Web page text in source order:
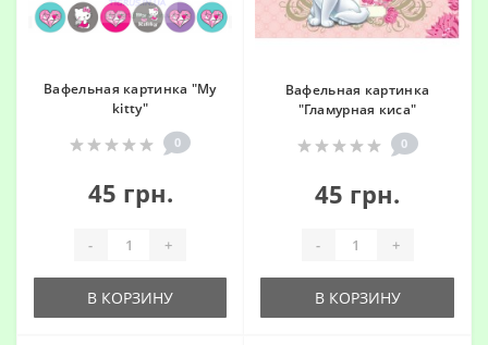
Вафельная картинка "My
kitty"
0
45 грн.
- +
В КОРЗИНУ
Вафельная картинка
"Гламурная киса"
0
45 грн.
- +
В КОРЗИНУ